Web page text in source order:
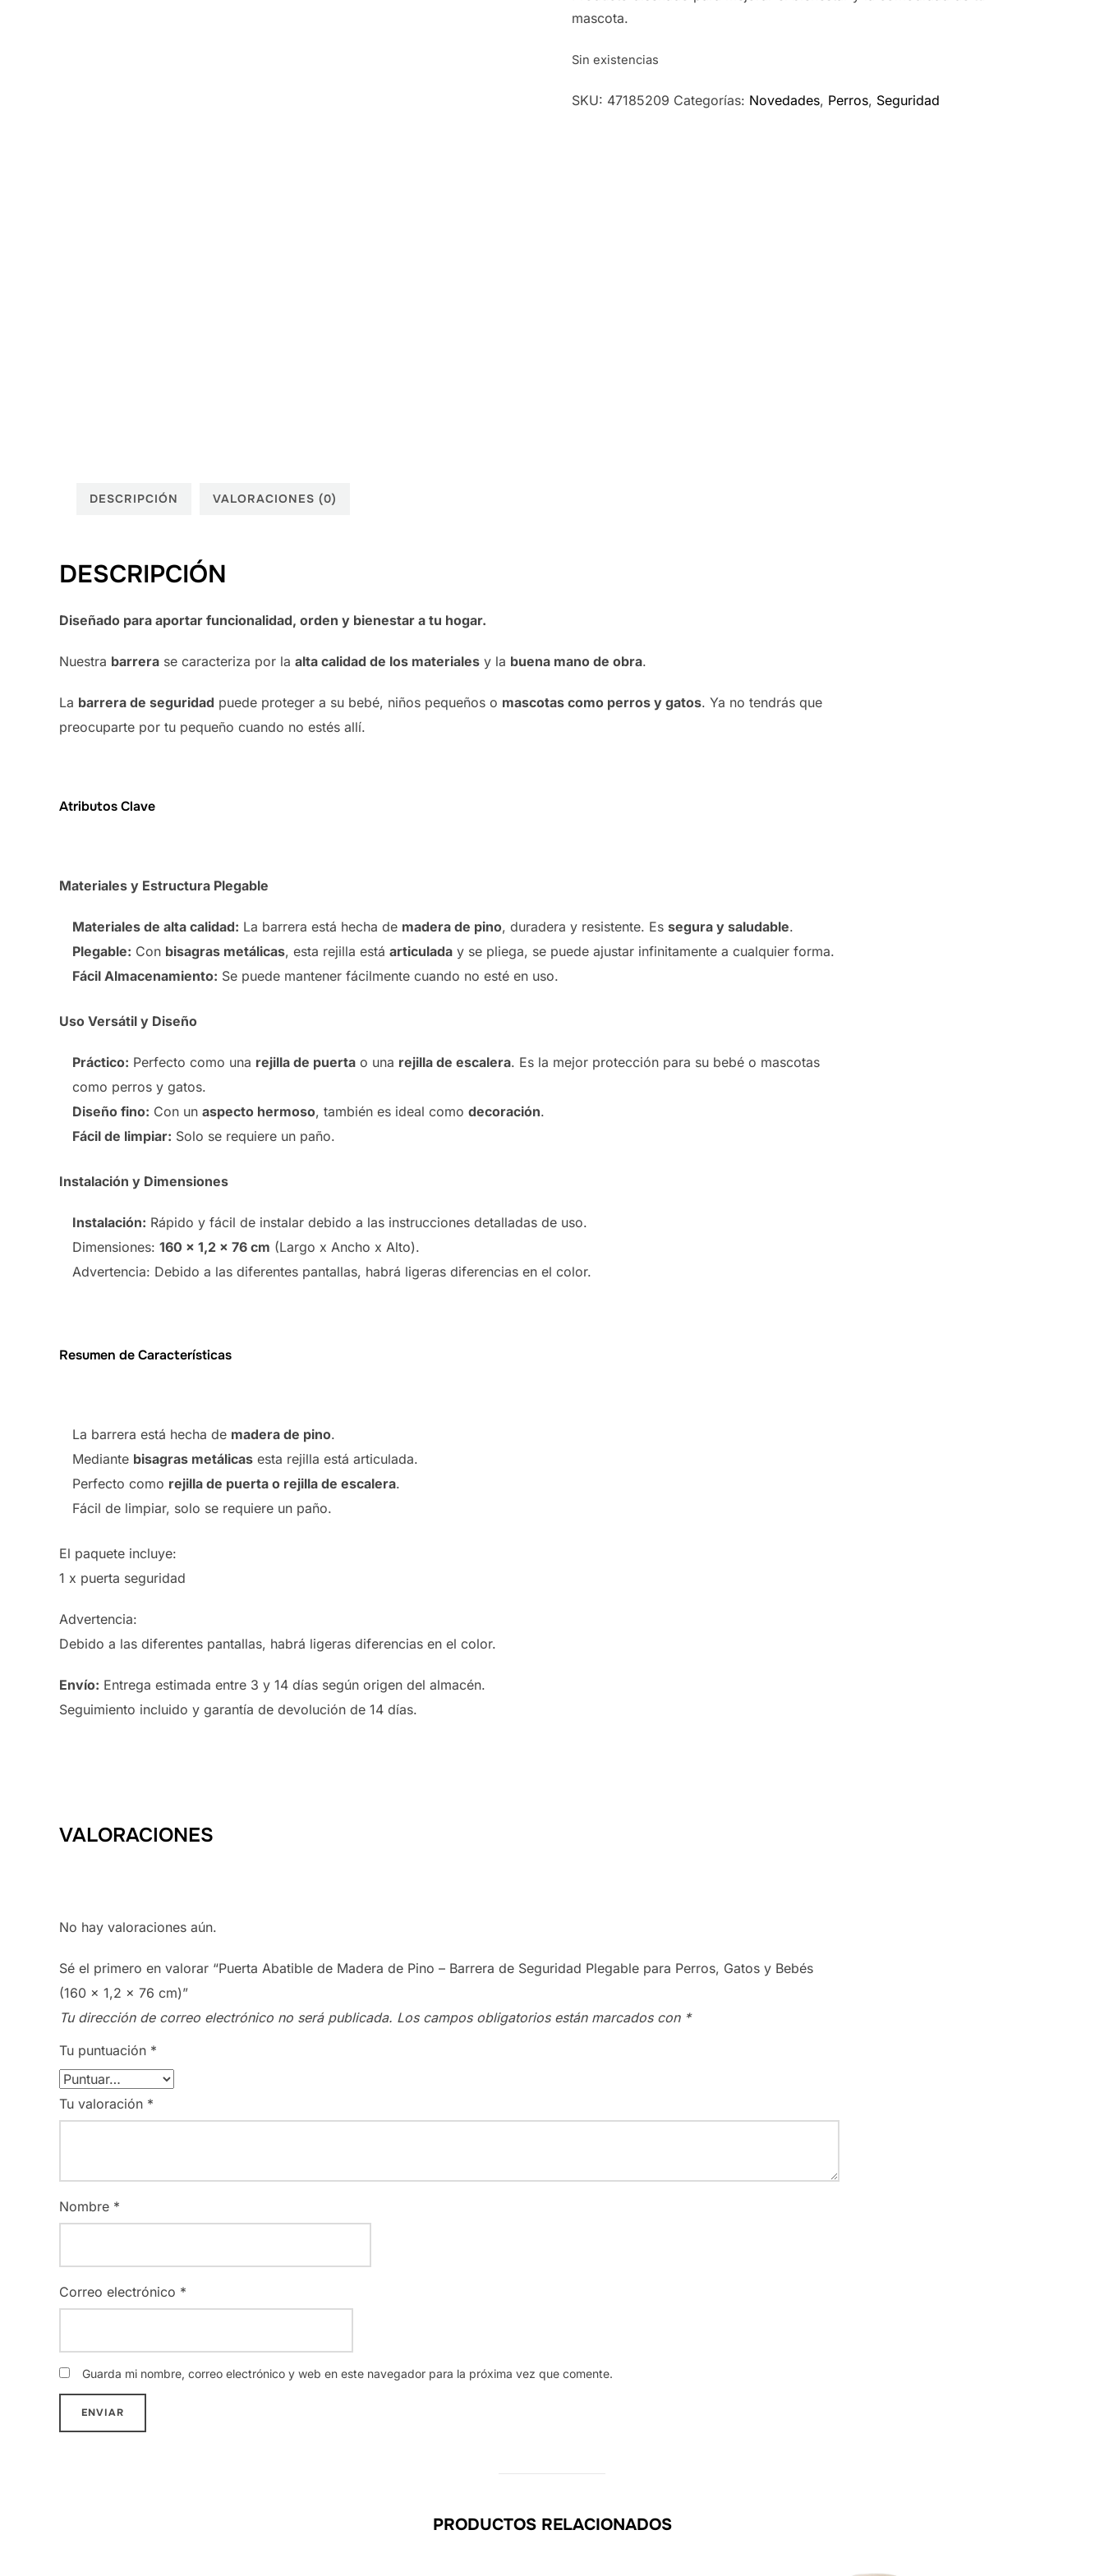
mascota.
Sin existencias
SKU: 47185209 Categorías: Novedades, Perros, Seguridad
DESCRIPCIÓN VALORACIONES (0)
DESCRIPCIÓN
Diseñado para aportar funcionalidad, orden y bienestar a tu hogar.
Nuestra barrera se caracteriza por la alta calidad de los materiales y la buena mano de obra.
La barrera de seguridad puede proteger a su bebé, niños pequeños o mascotas como perros y gatos. Ya no tendrás que
preocuparte por tu pequeño cuando no estés allí.
Atributos Clave
Materiales y Estructura Plegable
Materiales de alta calidad: La barrera está hecha de madera de pino, duradera y resistente. Es segura y saludable.
Plegable: Con bisagras metálicas, esta rejilla está articulada y se pliega, se puede ajustar infinitamente a cualquier forma.
Fácil Almacenamiento: Se puede mantener fácilmente cuando no esté en uso.
Uso Versátil y Diseño
Práctico: Perfecto como una rejilla de puerta o una rejilla de escalera. Es la mejor protección para su bebé o mascotas
como perros y gatos.
Diseño fino: Con un aspecto hermoso, también es ideal como decoración.
Fácil de limpiar: Solo se requiere un paño.
Instalación y Dimensiones
Instalación: Rápido y fácil de instalar debido a las instrucciones detalladas de uso.
Dimensiones: 160 x 1,2 x 76 cm (Largo x Ancho x Alto).
Advertencia: Debido a las diferentes pantallas, habrá ligeras diferencias en el color.
Resumen de Características
La barrera está hecha de madera de pino.
Mediante bisagras metálicas esta rejilla está articulada.
Perfecto como rejilla de puerta o rejilla de escalera.
Fácil de limpiar, solo se requiere un paño.
El paquete incluye:
1 x puerta seguridad
Advertencia:
Debido a las diferentes pantallas, habrá ligeras diferencias en el color.
Envío: Entrega estimada entre 3 y 14 días según origen del almacén.
Seguimiento incluido y garantía de devolución de 14 días.
VALORACIONES
No hay valoraciones aún.
Sé el primero en valorar “Puerta Abatible de Madera de Pino – Barrera de Seguridad Plegable para Perros, Gatos y Bebés
(160 x 1,2 x 76 cm)”
Tu dirección de correo electrónico no será publicada. Los campos obligatorios están marcados con *
Tu puntuación *
Tu valoración *
Nombre *
Correo electrónico *
Guarda mi nombre, correo electrónico y web en este navegador para la próxima vez que comente.
PRODUCTOS RELACIONADOS